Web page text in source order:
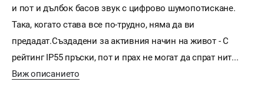
и пот и дълбок басов звук с цифрово шумопотискане.
Така, когато става все по-трудно, няма да ви
предадат.Създадени за активния начин на живот - С
рейтинг IP55 пръски, пот и прах не могат да спрат нит...
Виж описанието